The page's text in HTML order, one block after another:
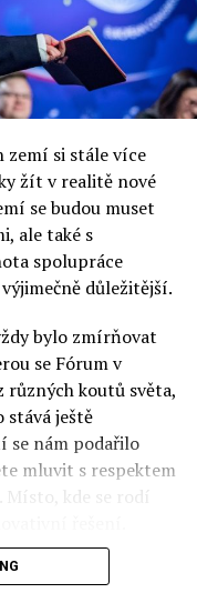
zemí si stále více
žít v realitě nové
se budou muset
ale také s
spolupráce
důležitější.
bylo zmírňovat
se Fórum v
různých koutů světa,
stává ještě
se nám podařilo
mluvit s respektem
kde se rodí
činnosti je